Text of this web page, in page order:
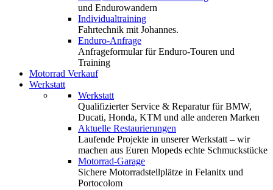
und Endurowandern
Individualtraining
Fahrtechnik mit Johannes.
Enduro-Anfrage
Anfrageformular für Enduro-Touren und
Training
Motorrad Verkauf
Werkstatt
Werkstatt
Qualifizierter Service & Reparatur für BMW,
Ducati, Honda, KTM und alle anderen Marken
Aktuelle Restaurierungen
Laufende Projekte in unserer Werkstatt – wir
machen aus Euren Mopeds echte Schmuckstücke
Motorrad-Garage
Sichere Motorradstellplätze in Felanitx und
Portocolom